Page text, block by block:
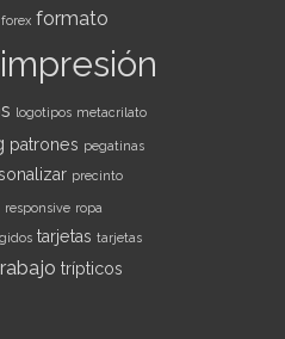
forex formato
impresión
logotipos metacrilato
patrones pegatinas
precinto
responsive ropa
tarjetas tarjetas
trípticos